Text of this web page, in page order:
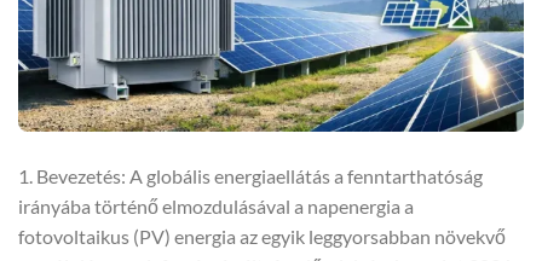
1. Bevezetés: A globális energiaellátás a fenntarthatóság
irányába történő elmozdulásával a napenergia a
fotovoltaikus (PV) energia az egyik leggyorsabban növekvő